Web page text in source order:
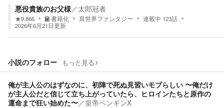
悪役貴族のお父様／太郎冠者
★9,866 書籍化 異世界ファンタジー 連載中 123話
2026年6月21日更新
小説のフォロー もっと見る
俺が主人公のはずなのに、初陣で死ぬ見習いモブらしい 〜俺だけ
が主人公だと信じて立ち上がっていたら、ヒロインたちと原作の
運命まで狂い始めた〜／皇帝ペンギンX